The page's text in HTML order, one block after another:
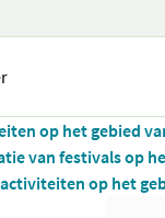
op het gebied
van festivals op
activiteiten op het